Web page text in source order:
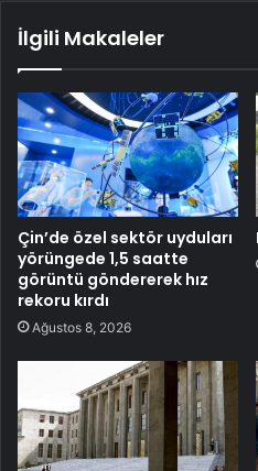
İlgili Makaleler
Çin’de özel sektör uyduları
yörüngede 1,5 saatte
görüntü göndererek hız
rekoru kırdı
Ağustos 8, 2026